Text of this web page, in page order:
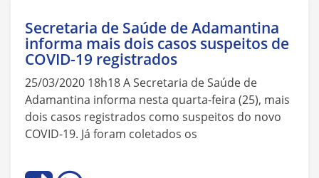
Secretaria de Saúde de Adamantina
informa mais dois casos suspeitos de
COVID-19 registrados
25/03/2020 18h18 A Secretaria de Saúde de
Adamantina informa nesta quarta-feira (25), mais
dois casos registrados como suspeitos do novo
COVID-19. Já foram coletados os